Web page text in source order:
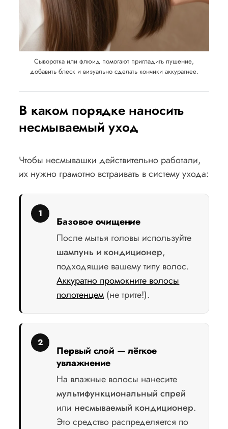
Сыворотка или флюид помогают пригладить пушение,
добавить блеск и визуально сделать кончики аккуратнее.
В каком порядке наносить
несмываемый уход
Чтобы несмывашки действительно работали,
их нужно грамотно встраивать в систему ухода:
Базовое очищение
После мытья головы используйте
шампунь и кондиционер,
подходящие вашему типу волос.
Аккуратно промокните волосы
полотенцем (не трите!).
Первый слой — лёгкое
увлажнение
На влажные волосы нанесите
мультифункциональный спрей
или несмываемый кондиционер.
Это средство распределяется по